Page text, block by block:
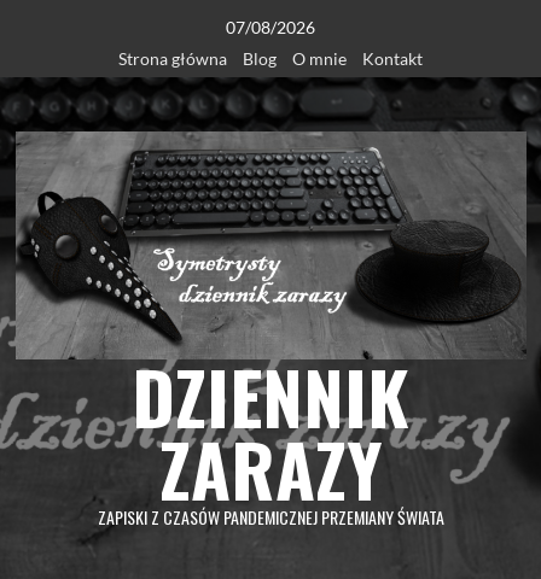
content
07/08/2026
Strona główna
Blog O mnie Kontakt
DZIENNIK
ZARAZY
ZAPISKI Z CZASÓW PANDEMICZNEJ PRZEMIANY ŚWIATA